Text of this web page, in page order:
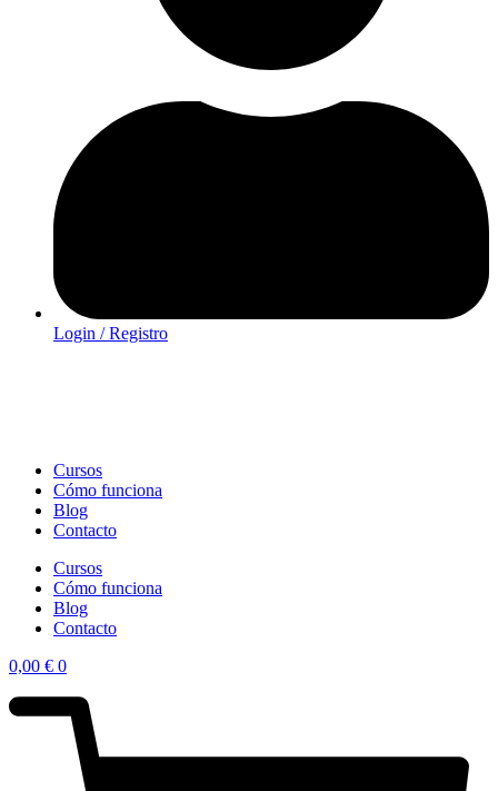
Login / Registro
Cursos
Cómo funciona
Blog
Contacto
Cursos
Cómo funciona
Blog
Contacto
0,00 € 0